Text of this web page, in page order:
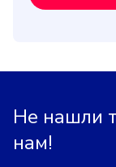
Не нашли
нам!